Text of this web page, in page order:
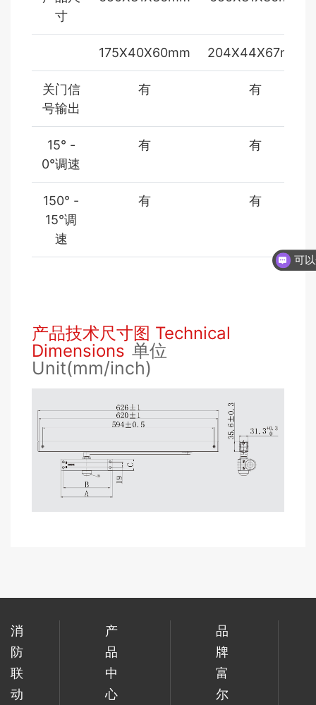
寸
175X40X60mm 204X44X67mm
关门信
号输出
有 有
15° -
0°调速
有 有
150° -
15°调
速
有 有
产品技术尺寸图 Technical
Dimensions 单位
Unit(mm/inch)
消
防
联
动
产
品
中
心
品
牌
富
尔